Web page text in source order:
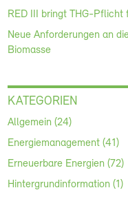
RED III bringt THG-Pflicht
Neue Anforderungen an
Biomasse
KATEGORIEN
Allgemein (24)
Energiemanagement (41)
Erneuerbare Energien (72)
Hintergrundinformation (1)